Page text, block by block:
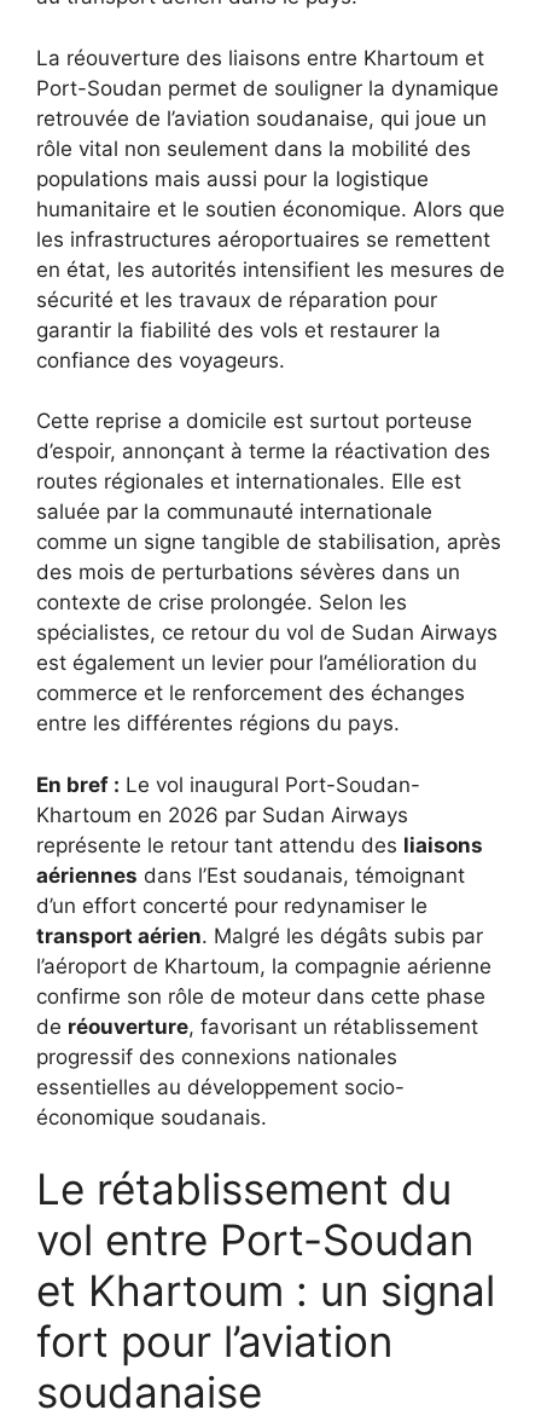
La réouverture des liaisons entre Khartoum et
Port-Soudan permet de souligner la dynamique
retrouvée de l’aviation soudanaise, qui joue un
rôle vital non seulement dans la mobilité des
populations mais aussi pour la logistique
humanitaire et le soutien économique. Alors que
les infrastructures aéroportuaires se remettent
en état, les autorités intensifient les mesures de
sécurité et les travaux de réparation pour
garantir la fiabilité des vols et restaurer la
confiance des voyageurs.
Cette reprise a domicile est surtout porteuse
d’espoir, annonçant à terme la réactivation des
routes régionales et internationales. Elle est
saluée par la communauté internationale
comme un signe tangible de stabilisation, après
des mois de perturbations sévères dans un
contexte de crise prolongée. Selon les
spécialistes, ce retour du vol de Sudan Airways
est également un levier pour l’amélioration du
commerce et le renforcement des échanges
entre les différentes régions du pays.
En bref : Le vol inaugural Port-Soudan-
Khartoum en 2026 par Sudan Airways
représente le retour tant attendu des liaisons
aériennes dans l’Est soudanais, témoignant
d’un effort concerté pour redynamiser le
transport aérien. Malgré les dégâts subis par
l’aéroport de Khartoum, la compagnie aérienne
confirme son rôle de moteur dans cette phase
de réouverture, favorisant un rétablissement
progressif des connexions nationales
essentielles au développement socio-
économique soudanais.
Le rétablissement du
vol entre Port-Soudan
et Khartoum : un signal
fort pour l’aviation
soudanaise